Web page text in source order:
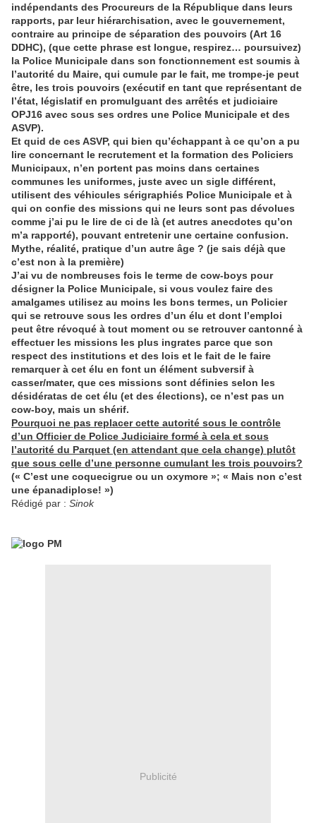
indépendants des Procureurs de la République dans leurs
rapports, par leur hiérarchisation, avec le gouvernement,
contraire au principe de séparation des pouvoirs (Art 16
DDHC), (que cette phrase est longue, respirez… poursuivez)
la Police Municipale dans son fonctionnement est soumis à
l’autorité du Maire, qui cumule par le fait, me trompe-je peut
être, les trois pouvoirs (exécutif en tant que représentant de
l’état, législatif en promulguant des arrêtés et judiciaire
OPJ16 avec sous ses ordres une Police Municipale et des
ASVP).
Et quid de ces ASVP, qui bien qu’échappant à ce qu’on a pu
lire concernant le recrutement et la formation des Policiers
Municipaux, n’en portent pas moins dans certaines
communes les uniformes, juste avec un sigle différent,
utilisent des véhicules sérigraphiés Police Municipale et à
qui on confie des missions qui ne leurs sont pas dévolues
comme j’ai pu le lire de ci de là (et autres anecdotes qu’on
m’a rapporté), pouvant entretenir une certaine confusion.
Mythe, réalité, pratique d’un autre âge ? (je sais déjà que
c’est non à la première)
J’ai vu de nombreuses fois le terme de cow-boys pour
désigner la Police Municipale, si vous voulez faire des
amalgames utilisez au moins les bons termes, un Policier
qui se retrouve sous les ordres d’un élu et dont l’emploi
peut être révoqué à tout moment ou se retrouver cantonné à
effectuer les missions les plus ingrates parce que son
respect des institutions et des lois et le fait de le faire
remarquer à cet élu en font un élément subversif à
casser/mater, que ces missions sont définies selon les
désidératas de cet élu (et des élections), ce n’est pas un
cow-boy, mais un shérif.
Pourquoi ne pas replacer cette autorité sous le contrôle
d’un Officier de Police Judiciaire formé à cela et sous
l’autorité du Parquet (en attendant que cela change) plutôt
que sous celle d’une personne cumulant les trois pouvoirs?
(« C’est une coquecigrue ou un oxymore »; « Mais non c’est
une épanadiplose! »)
Rédigé par : Sinok
Publicité